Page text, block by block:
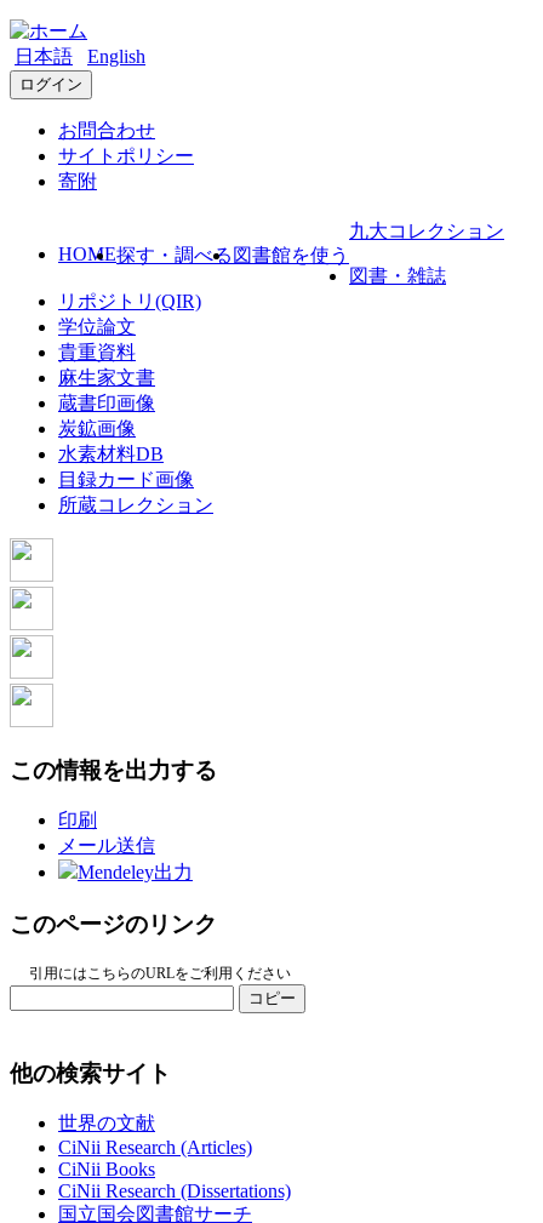
日本語 English
ログイン
お問合わせ
サイトポリシー
寄附
HOME探す・調べる 図書館を使う
九大コレクション
図書・雑誌
リポジトリ(QIR)
学位論文
貴重資料
麻生家文書
蔵書印画像
炭鉱画像
水素材料DB
目録カード画像
所蔵コレクション
この情報を出力する
印刷
メール送信
Mendeley出力
このページのリンク
引用にはこちらのURLをご利用ください
コピー
他の検索サイト
世界の文献
CiNii Research (Articles)
CiNii Books
CiNii Research (Dissertations)
国立国会図書館サーチ